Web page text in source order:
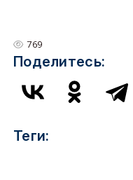
769
Поделитесь:
Теги: